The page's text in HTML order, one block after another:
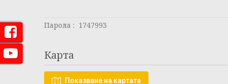
Парола : 1747993
Карта
Показване на картата